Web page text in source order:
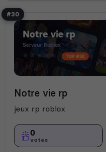
#30
Notre vie rp
jeux rp roblox
0
votes